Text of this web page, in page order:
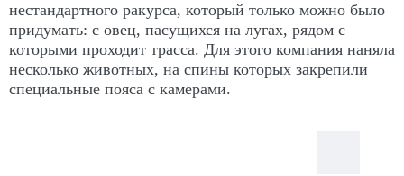
нестандартного ракурса, который только можно было
придумать: с овец, пасущихся на лугах, рядом с
которыми проходит трасса. Для этого компания наняла
несколько животных, на спины которых закрепили
специальные пояса с камерами.